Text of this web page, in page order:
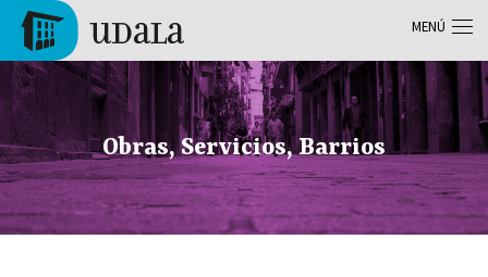
Pasar al contenido principal
Tolosa
Obras, Servicios, Barrios
MENÚ